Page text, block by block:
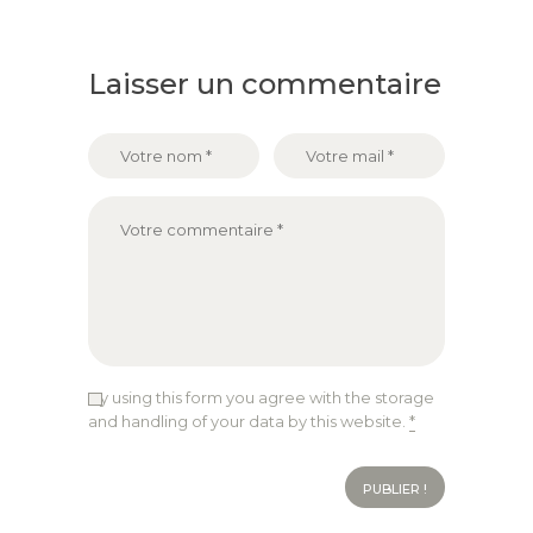
Laisser un commentaire
By using this form you agree with the storage
and handling of your data by this website. *